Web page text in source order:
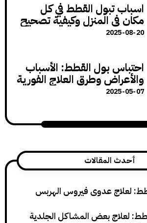
القطط في كل
وكيفية تصحيح
القطط: الأسباب
وطرق العلاج الفورية
فيروس الهربس
المشاكل الجلدية